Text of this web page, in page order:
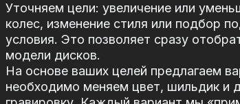
Уточняем цели: увеличение или
колес, изменение стиля или подбор
условия. Это позволяет сразу
модели дисков.
На основе ваших целей предлагаем
необходимо меняем цвет, шильдик и